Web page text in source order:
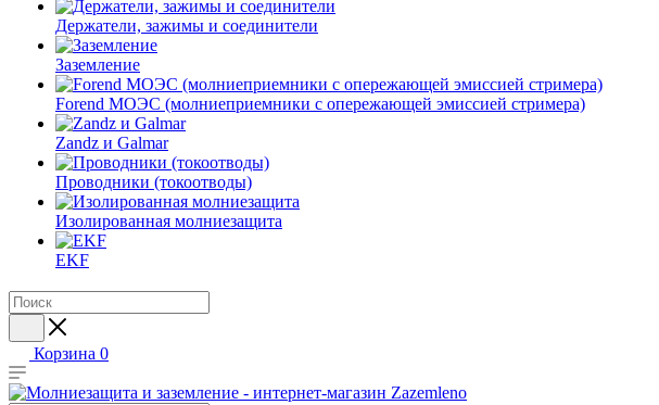
Держатели, зажимы и соединители
Заземление
Forend МОЭС (молниеприемники с опережающей эмиссией стримера)
Zandz и Galmar
Проводники (токоотводы)
Изолированная молниезащита
EKF
Корзина 0